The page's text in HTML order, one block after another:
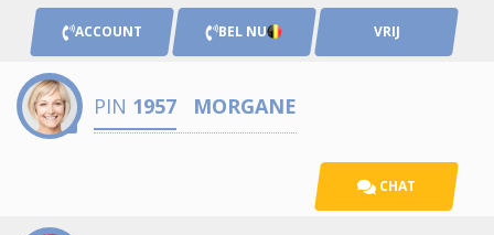
ACCOUNT BEL NU VRIJ
PIN 1957 MORGANE
CHAT